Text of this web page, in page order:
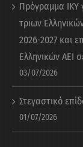
Πρόγραμμα ΙΚΥ
τριων
2026-2027 και
Ελληνικών ΑΕΙ
03/07/2026
Στεγαστικό
01/07/2026